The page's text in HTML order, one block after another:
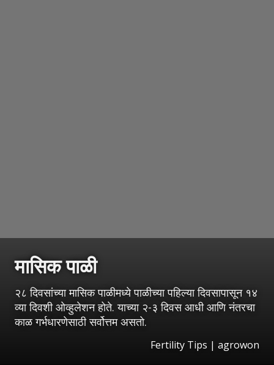
मासिक पाळी
२८ दिवसांच्या मासिक पाळीमध्ये पाळीच्या पहिल्या दिवसापासून १४
व्या दिवशी ओव्हुलेशन होते. याच्या २-३ दिवस आधी आणि नंतरचा
काळ गर्भधारणेसाठी सर्वोत्तम असतो.
Fertility Tips | agrowon